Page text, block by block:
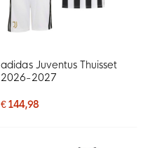
adidas Juventus Thuisset
2026-2027
€ 144,98